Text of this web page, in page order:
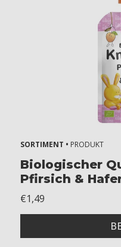
SORTIMENT • PRODUKT
Biologischer
Pfirsich &
€1,49